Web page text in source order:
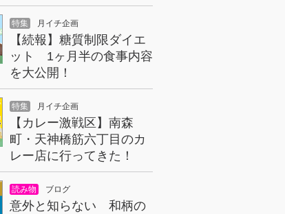
特集 月イチ企画
【続報】糖質制限ダイエ
ット 1ヶ月半の食事内容
を大公開！
特集 月イチ企画
【カレー激戦区】南森
町・天神橋筋六丁目のカ
レー店に行ってきた！
読み物 ブログ
意外と知らない 和柄の